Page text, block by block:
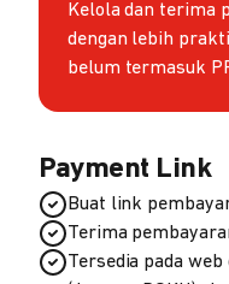
Kelola dan terima
dengan lebih
belum termasuk
Payment Link
Buat link
Terima
Tersedia pada